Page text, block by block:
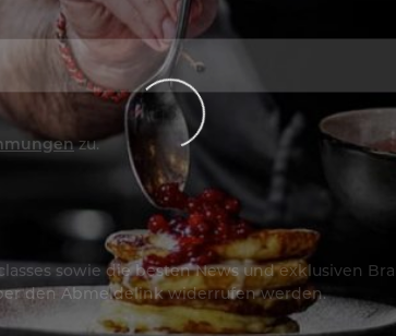
zu.
sowie die besten News und exklusiven
den Abmeldelink widerrufen werden.